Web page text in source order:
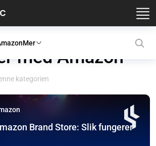
Mer
med Amazon
kategorien
Brand Store: Slik fungerer